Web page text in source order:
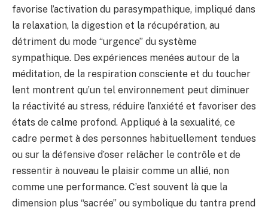
favorise l’activation du parasympathique, impliqué dans
la relaxation, la digestion et la récupération, au
détriment du mode “urgence” du système
sympathique. Des expériences menées autour de la
méditation, de la respiration consciente et du toucher
lent montrent qu’un tel environnement peut diminuer
la réactivité au stress, réduire l’anxiété et favoriser des
états de calme profond. Appliqué à la sexualité, ce
cadre permet à des personnes habituellement tendues
ou sur la défensive d’oser relâcher le contrôle et de
ressentir à nouveau le plaisir comme un allié, non
comme une performance. C’est souvent là que la
dimension plus “sacrée” ou symbolique du tantra prend